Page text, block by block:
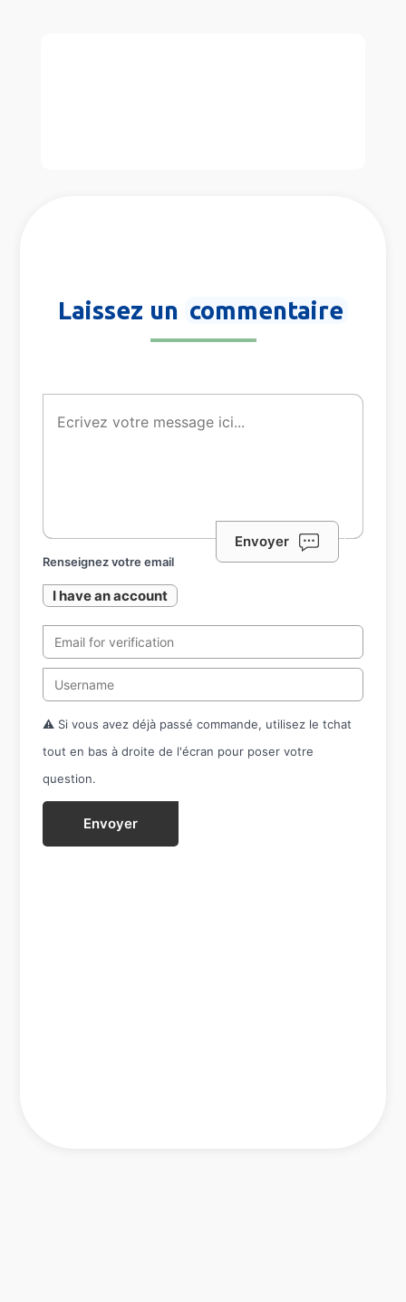
Laissez un commentaire
Envoyer
Renseignez votre email
I have an account
⚠️ Si vous avez déjà passé commande, utilisez le tchat
tout en bas à droite de l'écran pour poser votre
question.
Envoyer